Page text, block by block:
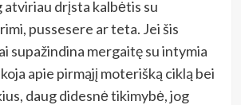
atviriau drįsta kalbėtis su
pussesere ar teta. Jei šis
supažindina mergaitę su intymia
apie pirmąjį moterišką ciklą bei
daug didesnė tikimybė, jog